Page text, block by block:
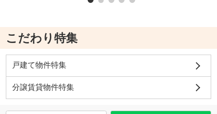
こだわり特集
戸建て物件特集
分譲賃貸物件特集